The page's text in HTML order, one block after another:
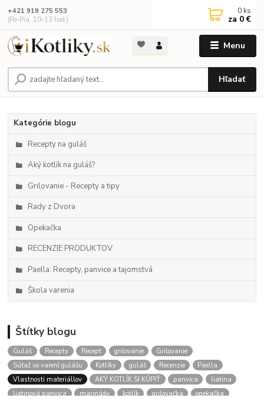
Menu
Hľadať
+421 919 275 553
(Po-Pia, 10-13 hod.)
0 ks
za 0 €
Kategórie blogu
Recepty na guláš
Aký kotlík na guláš?
Grilovanie - Recepty a tipy
Rady z Dvora
Opekačka
RECENZIE PRODUKTOV
Paella: Recepty, panvice a tajomstvá
Škola varenia
Štítky blogu
Guláš Recepty Recept grilovanie
Grilovanie
Súťaž vo varení gulášu
Kotlíky guláš Recenzie
Paella
Vlastnosti materiállov
AKÝ KOTLÍK SI KÚPIŤ panvica
liatina
liatinová panvica
marinády kotlík grilovačka
opekačka